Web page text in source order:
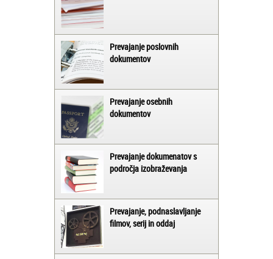
Prevajanje poslovnih
dokumentov
Prevajanje osebnih
dokumentov
Prevajanje dokumenatov s
področja izobraževanja
Prevajanje, podnaslavljanje
filmov, serij in oddaj